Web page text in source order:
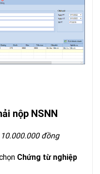
nộp NSNN
đồng
Chứng từ nghiệp